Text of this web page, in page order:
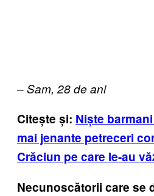
– Sam, 28 de ani
Citește și: Niște
mai jenante petreceri
Crăciun pe care le-au
Necunoscătorii care se